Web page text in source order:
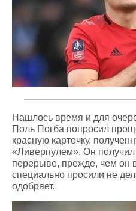
Нашлось время и для
Поль Погба попросил
красную карточку,
«Ливерпулем». Он получил
перерыве, прежде, чем он
специально просили не
одобряет.